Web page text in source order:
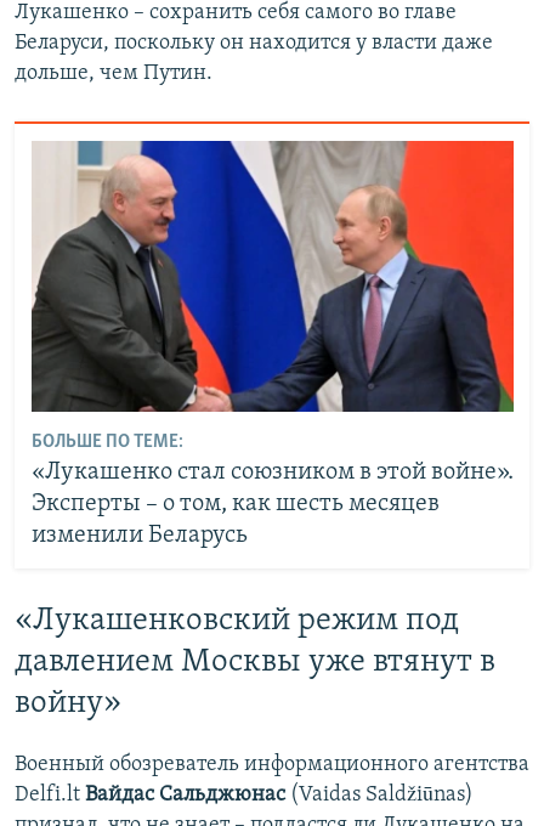
Лукашенко – сохранить себя самого во главе
Беларуси, поскольку он находится у власти даже
дольше, чем Путин.
БОЛЬШЕ ПО ТЕМЕ:
«Лукашенко стал союзником в этой войне».
Эксперты – о том, как шесть месяцев
изменили Беларусь
«Лукашенковский режим под
давлением Москвы уже втянут в
войну»
Военный обозреватель информационного агентства
Delfi.lt Вайдас Сальджюнас(Vaidas Saldžiūnas)